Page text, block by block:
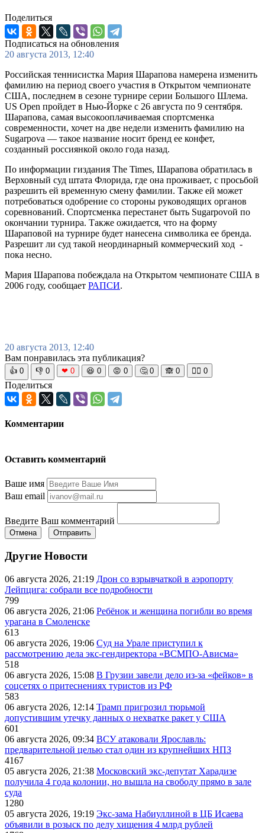
Поделиться
Подписаться на обновления
20 августа 2013, 12:40
Российская теннисистка Мария Шарапова намерена изменить
фамилию на период своего участия в Открытом чемпионате
США, последнем в сезоне турнире серии Большого Шлема.
US Open пройдет в Нью-Йорке с 26 августа по 9 сентября.
Шарапова, самая высокооплачиваемая спортсменка
современности, хочет на две недели изменить фамилию на
Sugarpova — такое название носит бренд ее конфет,
созданный россиянкой около года назад.
По информации гиздания The Times, Шарапова обратилась в
Верховный суд штата Флорида, где она проживает, с просьбой
разрешить ей временную смену фамилии. Также ей может
потребоваться одобрение со стороны руководящих органов
соревнований. Спортсменка перестанет быть Sugarpovой по
окончании турнира. Также ожидается, что на форму
Шараповой на турнире будет нанесена символика ее бренда.
Разрешит ли суд такой неординарный коммерческий ход -
пока несно.
Мария Шарапова побеждала на Открытом чемпионате США в
2006 году, сообщает РАПСИ.
20 августа 2013, 12:40
Вам понравилась эта публикация?
👍 0 👎 0 ❤ 0 😆 0 😡 0 🤔 0 🙈 0 🧘‍♀️ 0
Поделиться
Комментарии
Оставить комментарий
Ваше имя
Ваш email
Введите Ваш комментарий
Отмена Отправить
Другие Новости
06 августа 2026, 21:19 Дрон со взрывчаткой в аэропорту
Лейпцига: собрали все подробности
799
06 августа 2026, 21:06 Ребёнок и женщина погибли во время
урагана в Смоленске
613
06 августа 2026, 19:06 Суд на Урале приступил к
рассмотрению дела экс-гендиректора «ВСМПО-Ависма»
518
06 августа 2026, 15:08 В Грузии завели дело из-за «фейков» в
соцсетях о притеснениях туристов из РФ
583
06 августа 2026, 12:14 Трамп пригрозил тюрьмой
допустившим утечку данных о нехватке ракет у США
601
06 августа 2026, 09:34 ВСУ атаковали Ярославль:
предварительной целью стал один из крупнейших НПЗ
4167
05 августа 2026, 21:38 Московский экс-депутат Харадизе
получила 4 года колонии, но вышла на свободу прямо в зале
суда
1280
05 августа 2026, 19:19 Экс-зама Набиуллиной в ЦБ Исаева
объявили в розыск по делу хищения 4 млрд рублей